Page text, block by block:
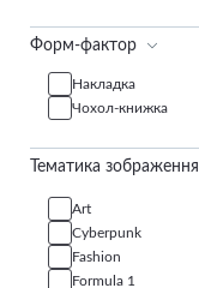
Форм-фактор
Накладка
Чохол-книжка
Тематика зображення
Art
Cyberpunk
Fashion
Formula 1